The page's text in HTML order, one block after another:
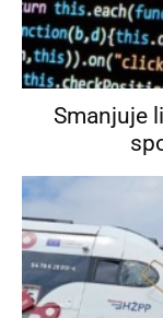
Smanjuje